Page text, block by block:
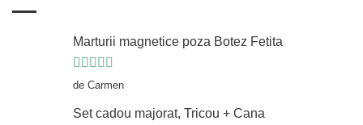
Marturii magnetice poza Botez Fetita
Evaluat la
de Carmen
Set cadou majorat, Tricou + Cana